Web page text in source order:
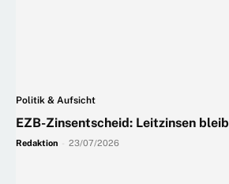
Politik & Aufsicht
EZB-Zinsentscheid: Leitzinsen
Redaktion 23/07/2026